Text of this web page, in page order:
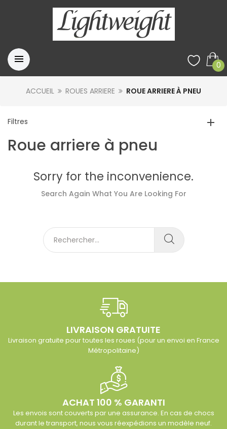
0
ACCUEIL ROUES ARRIERE ROUE ARRIERE À PNEU
Filtres
Roue arriere à pneu
Sorry for the inconvenience.
Search Again What You Are Looking For
LIVRAISON GRATUITE
Livraison gratuite pour toutes les roues (pour un envoi en France
Métropolitaine)
ACHAT 100 % GARANTI
Les envois sont couverts par une assurance. En cas de chocs
durant le transport, nous vous réexpédions un modèle neuf.